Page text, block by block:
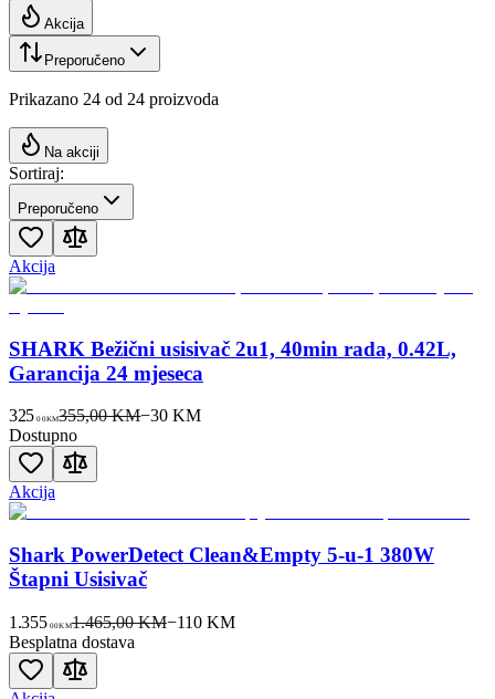
Akcija
Preporučeno
Prikazano 24 od 24 proizvoda
Na akciji
Sortiraj:
Preporučeno
Akcija
SHARK Bežični usisivač 2u1, 40min rada, 0.42L,
Garancija 24 mjeseca
325 00KM355,00 KM−30 KM
Dostupno
Akcija
Shark PowerDetect Clean&Empty 5-u-1 380W
Štapni Usisivač
1.355 00KM1.465,00 KM−110KM
Besplatna dostava